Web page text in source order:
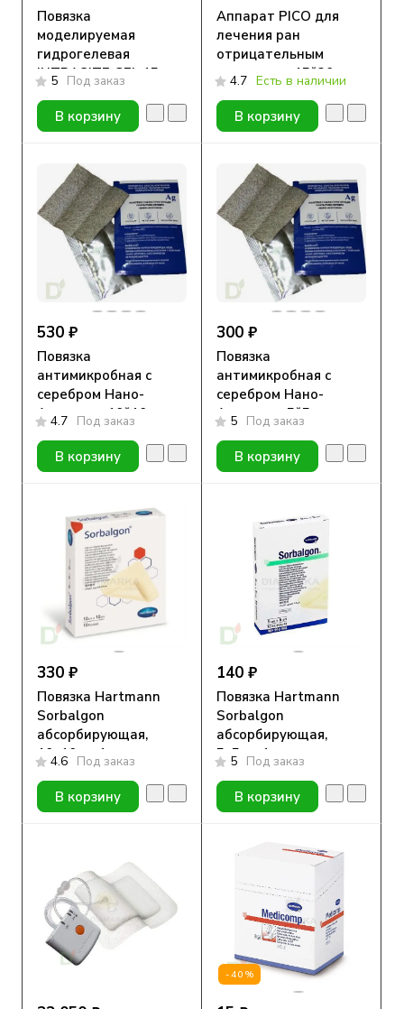
Повязка
моделируемая
гидрогелевая
INTRASITE GEL 15g
5 Под заказ
В корзину
Аппарат PICO для
лечения ран
отрицательным
давлением 15*20 см
4.7 Есть в наличии
В корзину
530 ₽
Повязка
антимикробная с
серебром Нано-
Асептика, 10*10
4.7 Под заказ
В корзину
300 ₽
Повязка
антимикробная с
серебром Нано-
Асептика, 5*5
5 Под заказ
В корзину
330 ₽
Повязка Hartmann
Sorbalgon
абсорбирующая,
10х10см, 1шт
4.6 Под заказ
В корзину
140 ₽
Повязка Hartmann
Sorbalgon
абсорбирующая,
5х5см, 1шт
5 Под заказ
В корзину
-40%